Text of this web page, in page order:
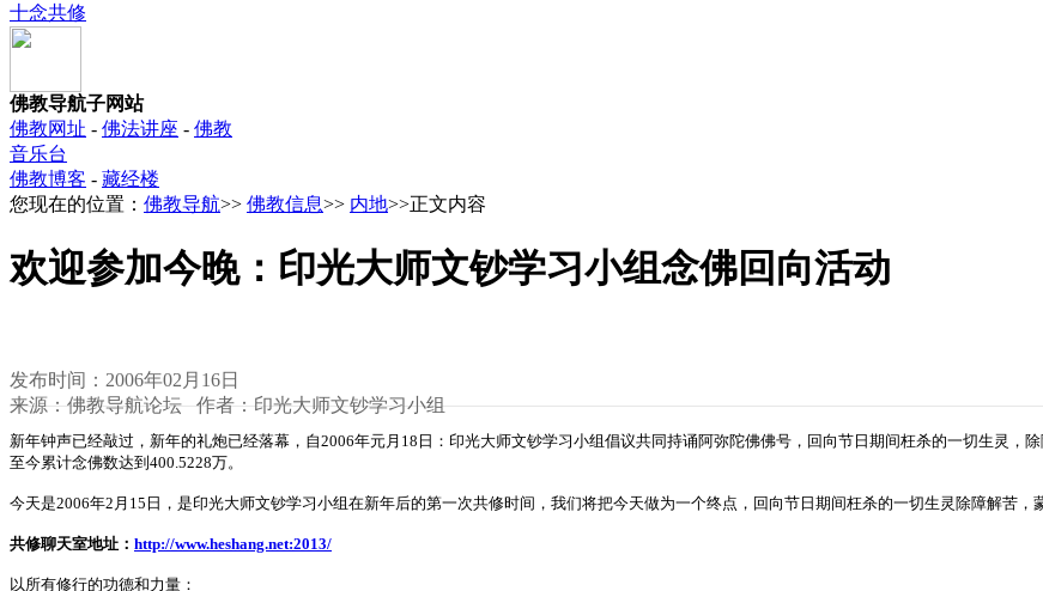
十念共修
佛教导航子网站
佛教网址 - 佛法讲座 - 佛教
音乐台
佛教博客 - 藏经楼
您现在的位置： 佛教导航>> 佛教信息>> 内地>>正文内容
欢迎参加今晚：印光大师文钞学习小组念佛回向活动
发布时间：2006年02月16日
来源：佛教导航论坛 作者：印光大师文钞学习小组
新年钟声已经敲过，新年的礼炮已经落幕，自2006年元月18日：印光大师文钞学习小组倡议共同持诵阿弥陀佛佛号，回向节日期间枉杀的一切生灵，
至今累计念佛数达到400.5228万。
今天是2006年2月15日，是印光大师文钞学习小组在新年后的第一次共修时间，我们将把今天做为一个终点，回向节日期间枉杀的一切生灵除障解苦，
共修聊天室地址： http://www.heshang.net:2013/
以所有修行的功德和力量：